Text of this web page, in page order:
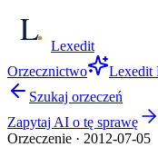
Lexedit
Orzecznictwo
Lexedit
Szukaj orzeczeń
Zapytaj AI o tę sprawę
Orzeczenie · 2012-07-05